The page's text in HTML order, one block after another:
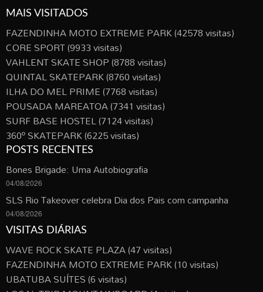
MAIS VISITADOS
FAZENDINHA MOTO EXTREME PARK(42578 visitas)
CORE SPORT(9933 visitas)
VAHLENT SKATE SHOP(8788 visitas)
QUINTAL SKATEPARK(8760 visitas)
ILHA DO MEL PRIME(7768 visitas)
POUSADA MAREATOA(7341 visitas)
SURF BASE HOSTEL(7124 visitas)
360º SKATEPARK(6225 visitas)
POSTS RECENTES
Bones Brigade: Uma Autobiografia
04/08/2026
SLS Rio Takeover celebra Dia dos Pais com campanha
04/08/2026
VISITAS DIÁRIAS
WAVE ROCK SKATE PLAZA(47 visitas)
FAZENDINHA MOTO EXTREME PARK(10 visitas)
UBATUBA SUÍTES(6 visitas)